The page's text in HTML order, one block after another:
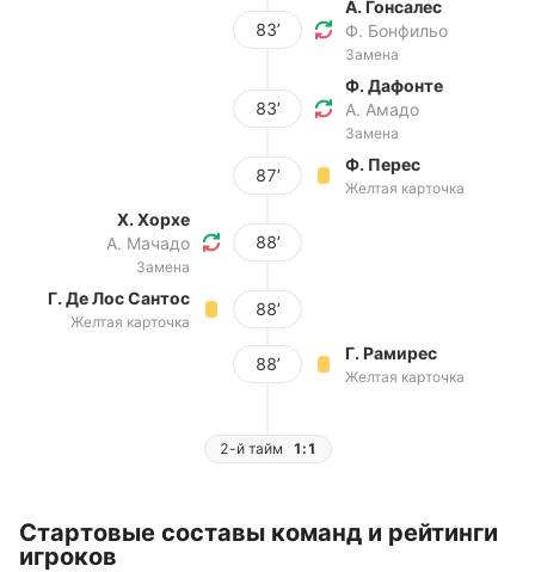
83’
А. Гонсалес
Ф. Бонфильо
Замена
83’
Ф. Дафонте
А. Амадо
Замена
87’
Ф. Перес
Желтая карточка
Х. Хорхе
А. Мачадо
Замена
88’
Г. Де Лос Сантос
Желтая карточка
88’
88’
Г. Рамирес
Желтая карточка
2-й тайм 1:1
Стартовые составы команд и рейтинги
игроков